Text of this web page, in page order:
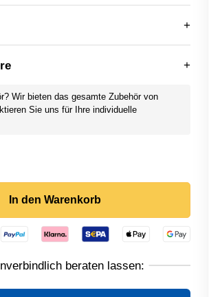
Wir bieten das gesamte Zubehör von
Sie uns für Ihre individuelle
In den Warenkorb